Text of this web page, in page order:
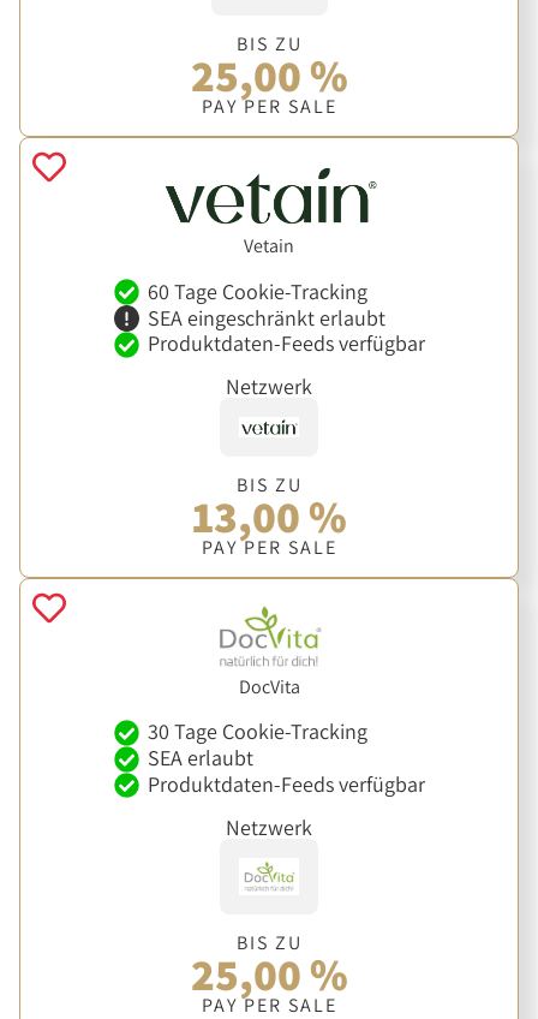
BIS ZU
25,00 %
PAY PER SALE
Vetain
60 Tage Cookie-Tracking
SEA eingeschränkt erlaubt
Produktdaten-Feeds verfügbar
Netzwerk
BIS ZU
13,00 %
PAY PER SALE
DocVita
30 Tage Cookie-Tracking
SEA erlaubt
Produktdaten-Feeds verfügbar
Netzwerk
BIS ZU
25,00 %
PAY PER SALE